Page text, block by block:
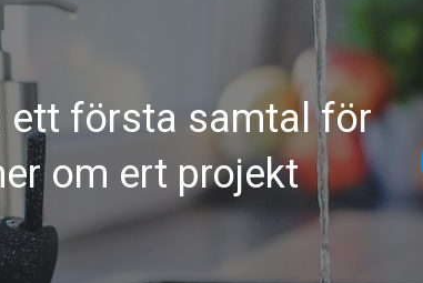
ett första samtal för
om ert projekt